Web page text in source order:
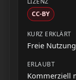
CC-BY
Freie
Kommerziell